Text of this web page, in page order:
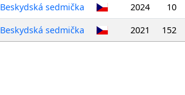
Beskydská sedmička 2024
10
Beskydská sedmička 2021 152